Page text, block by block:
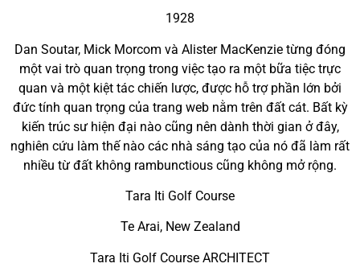
1928
Dan Soutar, Mick Morcom và Alister MacKenzie từng đóng
một vai trò quan trọng trong việc tạo ra một bữa tiệc trực
quan và một kiệt tác chiến lược, được hỗ trợ phần lớn bởi
đức tính quan trọng của trang web nằm trên đất cát. Bất kỳ
kiến trúc sư hiện đại nào cũng nên dành thời gian ở đây,
nghiên cứu làm thế nào các nhà sáng tạo của nó đã làm rất
nhiều từ đất không rambunctious cũng không mở rộng.
Tara Iti Golf Course
Te Arai, New Zealand
Tara Iti Golf Course ARCHITECT